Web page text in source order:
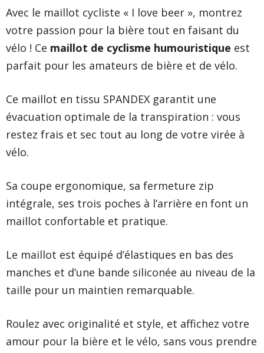
Avec le maillot cycliste « I love beer », montrez
votre passion pour la bière tout en faisant du
vélo ! Ce maillot de cyclisme humouristique est
parfait pour les amateurs de bière et de vélo.
Ce maillot en tissu SPANDEX garantit une
évacuation optimale de la transpiration : vous
restez frais et sec tout au long de votre virée à
vélo.
Sa coupe ergonomique, sa fermeture zip
intégrale, ses trois poches à l’arrière en font un
maillot confortable et pratique.
Le maillot est équipé d’élastiques en bas des
manches et d’une bande siliconée au niveau de la
taille pour un maintien remarquable.
Roulez avec originalité et style, et affichez votre
amour pour la bière et le vélo, sans vous prendre